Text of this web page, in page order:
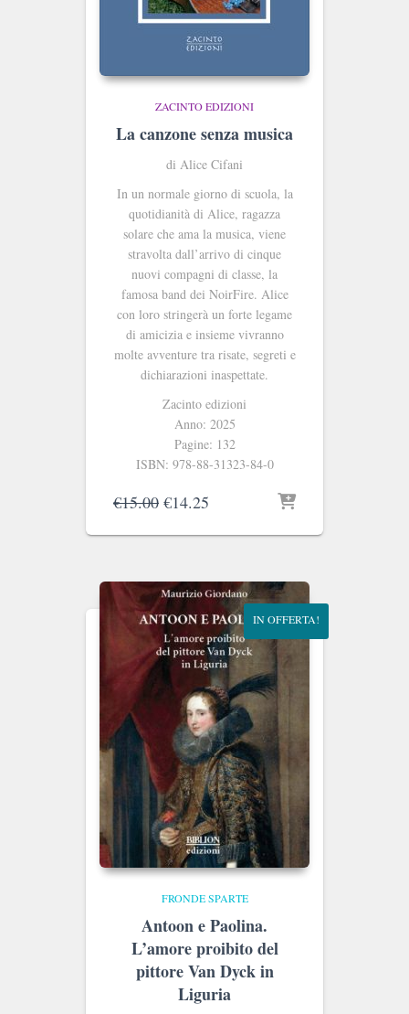
ZACINTO EDIZIONI
La canzone senza musica
di Alice Cifani
In un normale giorno di scuola, la
quotidianità di Alice, ragazza
solare che ama la musica, viene
stravolta dall’arrivo di cinque
nuovi compagni di classe, la
famosa band dei NoirFire. Alice
con loro stringerà un forte legame
di amicizia e insieme vivranno
molte avventure tra risate, segreti e
dichiarazioni inaspettate.
Zacinto edizioni
Anno: 2025
Pagine: 132
ISBN: 978-88-31323-84-0
€15.00 Il
originale
€15.00.
€14.25
attuale
€14.25.
IN OFFERTA!
FRONDE SPARTE
Antoon e Paolina.
L’amore proibito del
pittore Van Dyck in
Liguria